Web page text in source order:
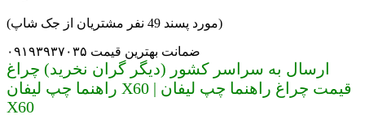
(مورد پسند 49 نفر مشتریان از جک شاپ)
ضمانت بهترین قیمت ۰۹۱۹۳۹۳۷۰۳۵
ارسال به سراسر کشور (دیگر گران نخرید) چراغ
راهنما چپ لیفان X60 | قیمت چراغ راهنما چپ لیفان
X60